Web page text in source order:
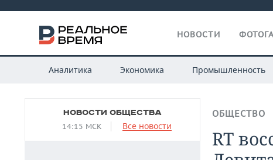
НОВОСТИ
Аналитика Экономика Промышленность
НОВОСТИ ОБЩЕСТВА
14:15 МСК Все новости
ОБЩЕСТВО
RT